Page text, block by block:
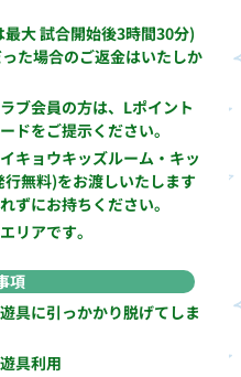
大 試合開始後3時間30分)
た場合のご返金はいたしか
ブ会員の方は、Lポイント
ドをご提示ください。
キョウキッズルーム・キッ
無料)をお渡しいたします
ずにお持ちください。
リアです。
項
具に引っかかり脱げてしま
具利用